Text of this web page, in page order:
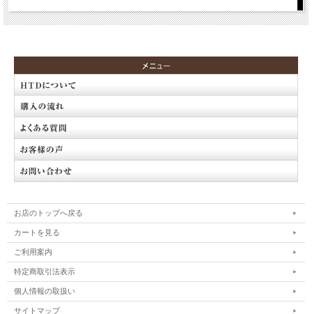
お店のトップへ戻る
カートを見る
ご利用案内
特定商取引法表示
個人情報の取扱い
サイトマップ